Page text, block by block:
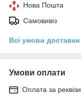
Нова Пошта
Самовивіз
Всі умови доставки
Умови оплати
Оплата за